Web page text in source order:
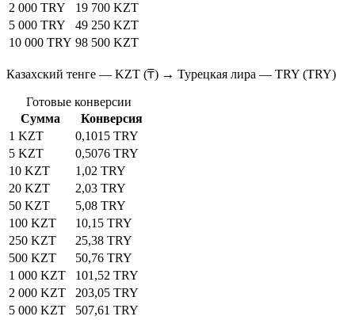
2 000 TRY
19 700 KZT
5 000 TRY
49 250 KZT
10 000 TRY 98 500 KZT
Казахский тенге — KZT (₸) → Турецкая лира — TRY (TRY)
Готовые конверсии
Сумма
Конверсия
1 KZT
0,1015 TRY
5 KZT
0,5076 TRY
10 KZT
1,02 TRY
20 KZT
2,03 TRY
50 KZT
5,08 TRY
100 KZT
10,15 TRY
250 KZT
25,38 TRY
500 KZT
50,76 TRY
1 000 KZT
101,52 TRY
2 000 KZT
203,05 TRY
5 000 KZT
507,61 TRY